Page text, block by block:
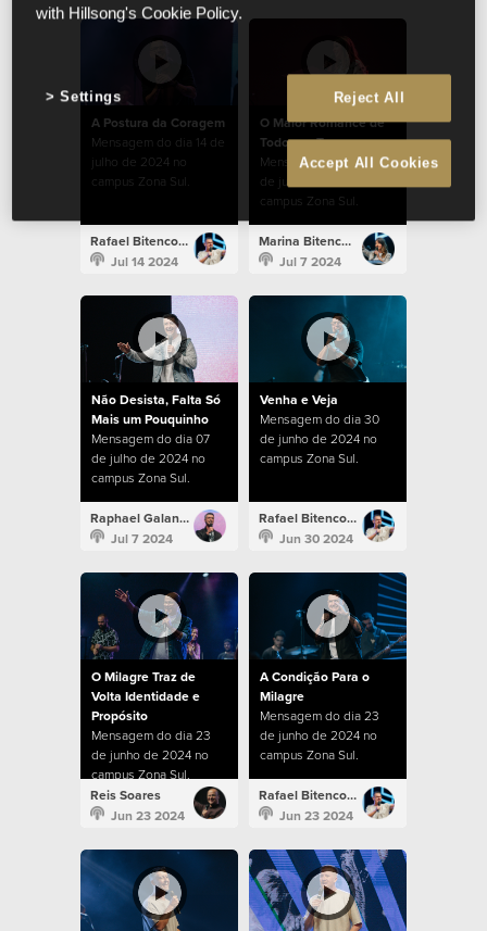
A Postura da Coragem
Mensagem do dia 14 de
julho de 2024 no
campus Zona Sul.
Rafael Bitencourt
Jul 14 2024
O Maior Romance de
Todos os Tempos
Mensagem do dia 07
de julho de 2024 no
campus Zona Sul.
Marina Bitencourt
Jul 7 2024
Não Desista, Falta Só
Mais um Pouquinho
Mensagem do dia 07
de julho de 2024 no
campus Zona Sul.
Raphael Galante
Jul 7 2024
Venha e Veja
Mensagem do dia 30
de junho de 2024 no
campus Zona Sul.
Rafael Bitencourt
Jun 30 2024
O Milagre Traz de
Volta Identidade e
Propósito
Mensagem do dia 23
de junho de 2024 no
campus Zona Sul.
Reis Soares
Jun 23 2024
A Condição Para o
Milagre
Mensagem do dia 23
de junho de 2024 no
campus Zona Sul.
Rafael Bitencourt
Jun 23 2024
with Hillsong's Cookie Policy.
Reject All
Accept All Cookies
Settings